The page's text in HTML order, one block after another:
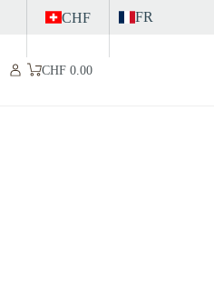
CHF FR
Panier
CHF0.00